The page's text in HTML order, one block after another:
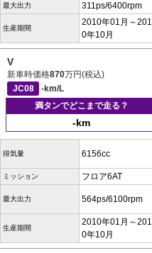
最大出力 311ps/6400rpm
生産期間
2010年01月～201
0年10月
V
新車時価格870万円(税込)
JC08
-km/L
満タンでどこまで走る？
-km
排気量 6156cc
ミッション フロア6AT
最大出力 564ps/6100rpm
生産期間
2010年01月～201
0年10月